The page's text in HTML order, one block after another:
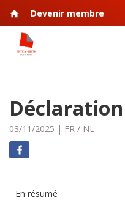
Devenir membre
03/11/2025 | FR / NL
En résumé